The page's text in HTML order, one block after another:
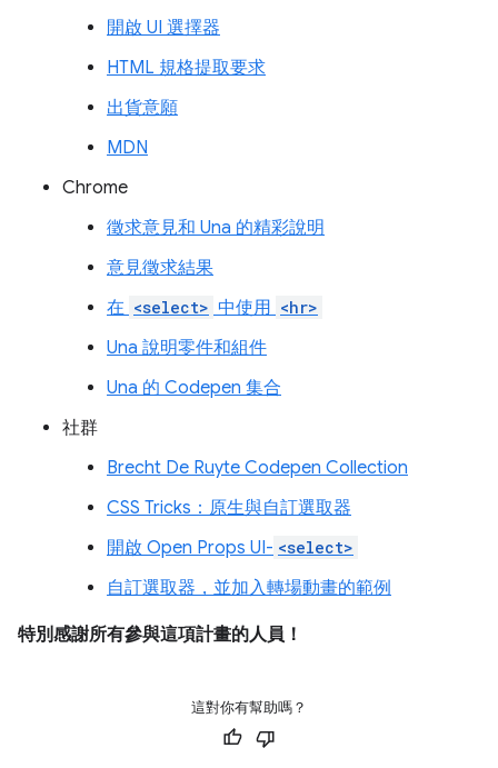
開啟 UI 選擇器
HTML 規格提取要求
出貨意願
MDN
Chrome
徵求意見和 Una 的精彩說明
意見徵求結果
在 <select> 中使用 <hr>
Una 說明零件和組件
Una 的 Codepen 集合
社群
Brecht De Ruyte Codepen Collection
CSS Tricks：原生與自訂選取器
開啟 Open Props UI- <select>
自訂選取器，並加入轉場動畫的範例
特別感謝所有參與這項計畫的人員！
這對你有幫助嗎？